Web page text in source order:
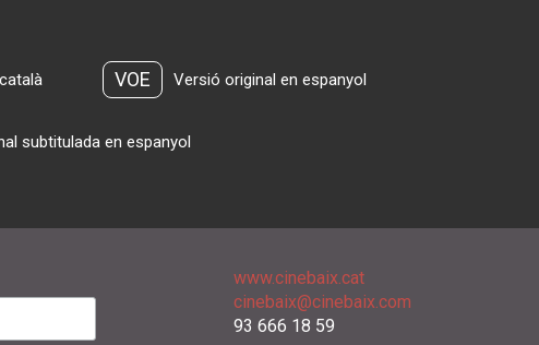
VOE Versió original en espanyol
subtitulada en espanyol
www.cinebaix.cat
cinebaix@cinebaix.com
93 666 18 59